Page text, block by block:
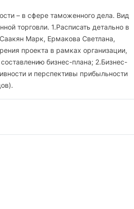
– в сфере таможенного дела. Вид
торговли. 1.Расписать детально в
Марк, Ермакова Светлана,
проекта в рамках организации,
бизнес-плана; 2.Бизнес-
и перспективы прибыльности